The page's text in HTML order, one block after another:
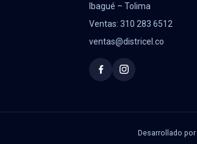
Ibagué – Tolima
Ventas: 310 283 6512
ventas@districel.co
Desarrollado por